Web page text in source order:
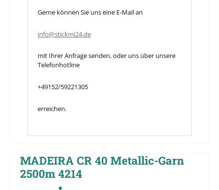
Gerne können Sie uns eine E-Mail an
info@stickmi24.de
mit Ihrer Anfrage senden, oder uns über unsere
Telefonhotline
+49152/59221305
erreichen.
MADEIRA CR 40 Metallic-Garn
2500m 4214